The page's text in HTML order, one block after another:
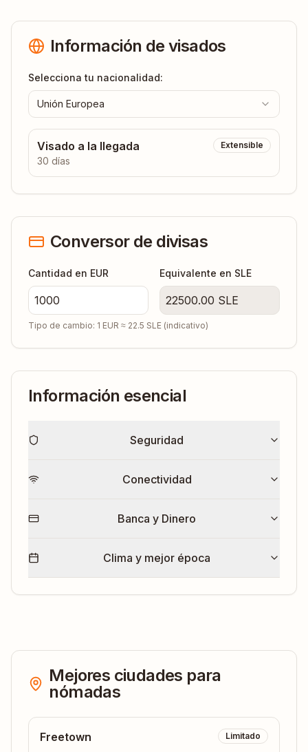
Información de visados
Selecciona tu nacionalidad:
Unión Europea
Visado a la llegada
30 días
Extensible
Conversor de divisas
Cantidad en EUR Equivalente en SLE
22500.00 SLE
Tipo de cambio: 1 EUR ≈ 22.5 SLE (indicativo)
Información esencial
Seguridad
Conectividad
Banca y Dinero
Clima y mejor época
Mejores ciudades para
nómadas
Freetown Limitado